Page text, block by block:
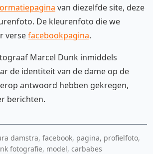
van diezelfde site, deze
De kleurenfoto die we
versefacebookpagina.
Marcel Dunk inmiddels
de identiteit van de dame op de
antwoord hebben gekregen,
berichten.
damstra, facebook, pagina, profielfoto,
fotografie, model, carbabes